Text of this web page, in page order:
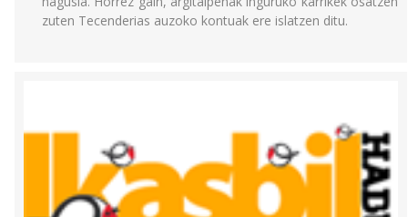
zuten Tecenderias auzoko kontuak ere islatzen ditu.